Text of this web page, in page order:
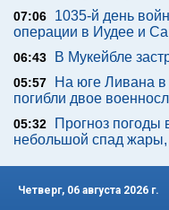
07:06
1035-й день
операции в Иудее и
06:43 В Мукейбле
05:57
На юге Ливана в
погибли двое
05:32
Прогноз погоды
небольшой спад жары,
Четверг, 06 августа 2026 г.